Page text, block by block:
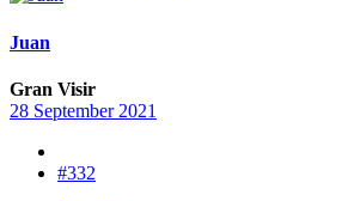
Juan
Gran Visir
28 September 2021
#332